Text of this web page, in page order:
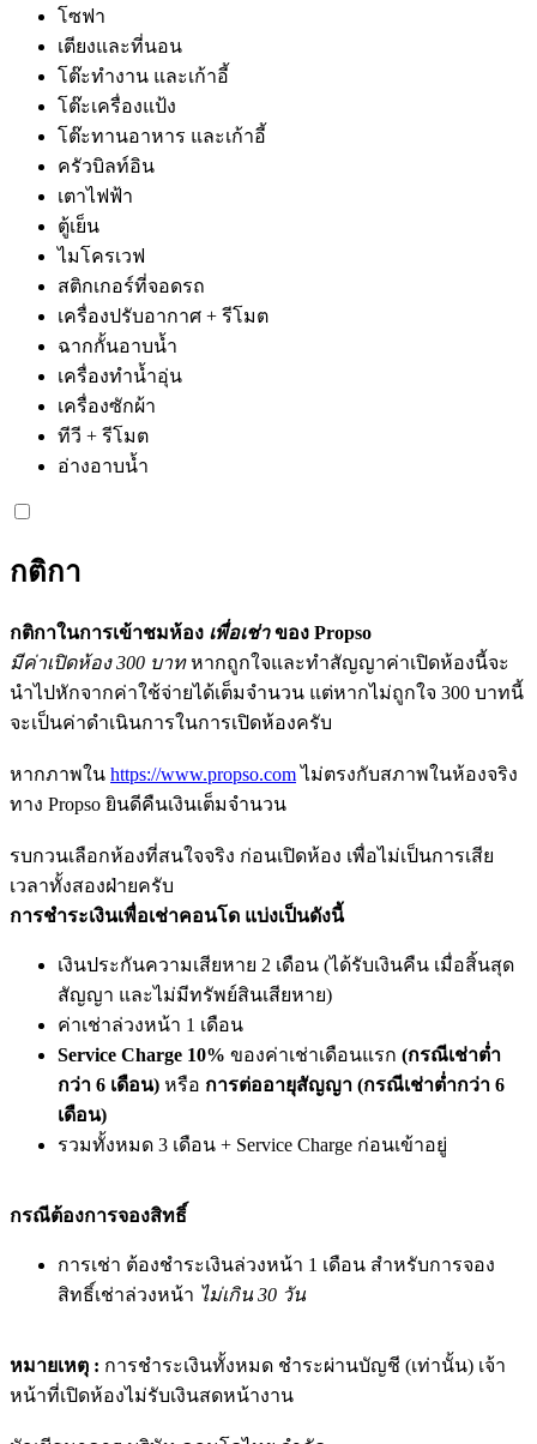
โซฟา
เตียงและที่นอน
โต๊ะทำงาน และเก้าอี้
โต๊ะเครื่องแป้ง
โต๊ะทานอาหาร และเก้าอี้
ครัวบิลท์อิน
เตาไฟฟ้า
ตู้เย็น
ไมโครเวฟ
สติกเกอร์ที่จอดรถ
เครื่องปรับอากาศ + รีโมต
ฉากกั้นอาบน้ำ
เครื่องทำน้ำอุ่น
เครื่องซักผ้า
ทีวี + รีโมต
อ่างอาบน้ำ
กติกา
กติกาในการเข้าชมห้อง เพื่อเช่าของ Propso
มีค่าเปิดห้อง 300 บาทหากถูกใจและทำสัญญาค่าเปิดห้องนี้จะ
นำไปหักจากค่าใช้จ่ายได้เต็มจำนวน แต่หากไม่ถูกใจ 300 บาทนี้
จะเป็นค่าดำเนินการในการเปิดห้องครับ
หากภาพใน https://www.propso.com ไม่ตรงกับสภาพในห้องจริง
ทาง Propso ยินดีคืนเงินเต็มจำนวน
รบกวนเลือกห้องที่สนใจจริง ก่อนเปิดห้อง เพื่อไม่เป็นการเสีย
เวลาทั้งสองฝ่ายครับ
การชำระเงินเพื่อเช่าคอนโด แบ่งเป็นดังนี้
เงินประกันความเสียหาย 2 เดือน (ได้รับเงินคืน เมื่อสิ้นสุด
สัญญา และไม่มีทรัพย์สินเสียหาย)
ค่าเช่าล่วงหน้า 1 เดือน
Service Charge 10% ของค่าเช่าเดือนแรก (กรณีเช่าต่ำ
กว่า 6 เดือน) หรือ การต่ออายุสัญญา (กรณีเช่าต่ำกว่า 6
เดือน)
รวมทั้งหมด 3 เดือน + Service Charge ก่อนเข้าอยู่
กรณีต้องการจองสิทธิ์
การเช่า ต้องชำระเงินล่วงหน้า 1 เดือน สำหรับการจอง
สิทธิ์เช่าล่วงหน้า ไม่เกิน 30 วัน
หมายเหตุ : การชำระเงินทั้งหมด ชำระผ่านบัญชี (เท่านั้น) เจ้า
หน้าที่เปิดห้องไม่รับเงินสดหน้างาน